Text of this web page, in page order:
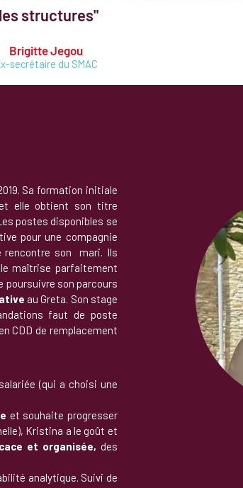
structures"
Brigitte Jegou
secrétaire du SMAC
Sa formation initiale
elle obtient son titre
postes disponibles se
pour une compagnie
rencontre son mari. Ils
maîtrise parfaitement
poursuivre son parcours
au Greta. Son stage
faut de poste
CDD de remplacement
(qui a choisi une
et souhaite progresser
Kristina a le goût et
et organisée, des
analytique. Suivi de